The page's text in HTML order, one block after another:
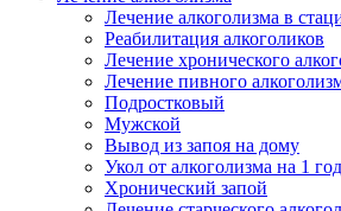
Лечение алкоголизма в
Реабилитация алкоголиков
Лечение хронического
Лечение пивного
Подростковый
Мужской
Вывод из запоя на дому
Укол от алкоголизма на 1 год
Хронический запой